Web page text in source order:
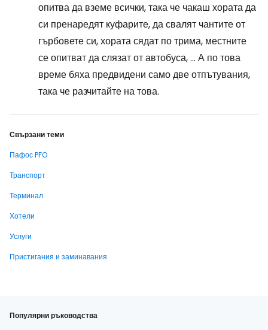
опитва да вземе всички, така че чакаш хората да
си пренаредят куфарите, да свалят чантите от
гърбовете си, хората сядат по трима, местните
се опитват да слязат от автобуса, ... А по това
време бяха предвидени само две отпътувания,
така че разчитайте на това.
Свързани теми
Пафос PFO
Транспорт
Терминал
Хотели
Услуги
Пристигания и заминавания
Популярни ръководства